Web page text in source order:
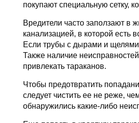
покупают специальную сетку,
Вредители часто заползают в
канализацией, в которой есть
Если трубы с дырами и
Также наличие
привлекать тараканов.
Чтобы предотвратить
следует чистить ее не реже,
обнаружились какие-либо